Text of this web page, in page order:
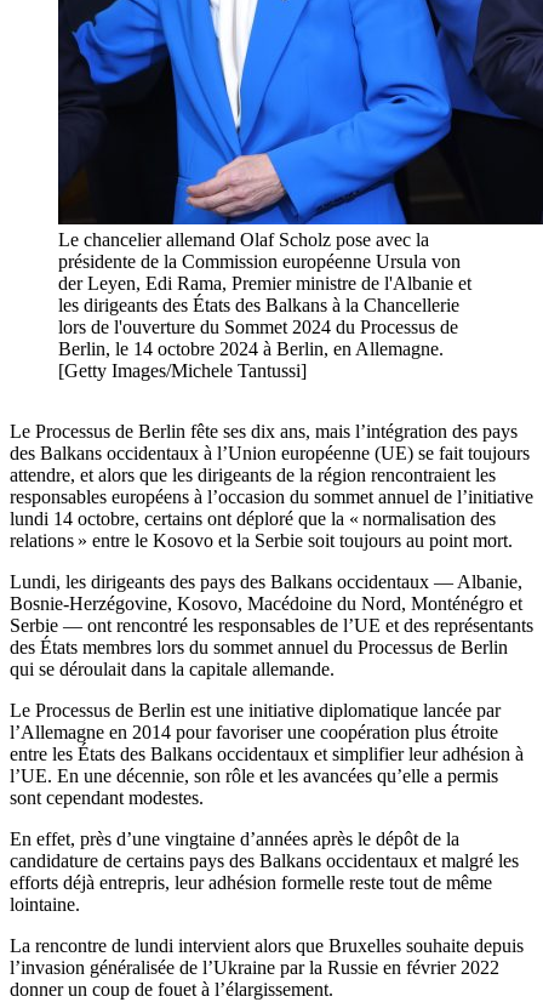
Le chancelier allemand Olaf Scholz pose avec la
présidente de la Commission européenne Ursula von
der Leyen, Edi Rama, Premier ministre de l'Albanie et
les dirigeants des États des Balkans à la Chancellerie
lors de l'ouverture du Sommet 2024 du Processus de
Berlin, le 14 octobre 2024 à Berlin, en Allemagne.
[Getty Images/Michele Tantussi]
Le Processus de Berlin fête ses dix ans, mais l’intégration des pays
des Balkans occidentaux à l’Union européenne (UE) se fait toujours
attendre, et alors que les dirigeants de la région rencontraient les
responsables européens à l’occasion du sommet annuel de l’initiative
lundi 14 octobre, certains ont déploré que la « normalisation des
relations » entre le Kosovo et la Serbie soit toujours au point mort.
Lundi, les dirigeants des pays des Balkans occidentaux — Albanie,
Bosnie-Herzégovine, Kosovo, Macédoine du Nord, Monténégro et
Serbie — ont rencontré les responsables de l’UE et des représentants
des États membres lors du sommet annuel du Processus de Berlin
qui se déroulait dans la capitale allemande.
Le Processus de Berlin est une initiative diplomatique lancée par
l’Allemagne en 2014 pour favoriser une coopération plus étroite
entre les États des Balkans occidentaux et simplifier leur adhésion à
l’UE. En une décennie, son rôle et les avancées qu’elle a permis
sont cependant modestes.
En effet, près d’une vingtaine d’années après le dépôt de la
candidature de certains pays des Balkans occidentaux et malgré les
efforts déjà entrepris, leur adhésion formelle reste tout de même
lointaine.
La rencontre de lundi intervient alors que Bruxelles souhaite depuis
l’invasion généralisée de l’Ukraine par la Russie en février 2022
donner un coup de fouet à l’élargissement.